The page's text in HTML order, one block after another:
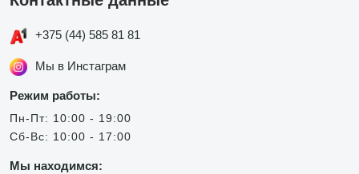
+375 (44) 585 81 81
Мы в Инстаграм
Режим работы:
Пн-Пт: 10:00 - 19:00
Сб-Вс: 10:00 - 17:00
Мы находимся: